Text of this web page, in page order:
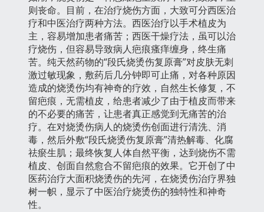
则丧命。目前，在治疗烧伤方面，大致可分西医治
疗和中医治疗两种方法。西医治疗以手术植皮为
主，容易增加患者痛苦；西医干燥疗法，虽可以治
疗烧伤，但容易导致病人疤痕瘙痒缠身，终生痛
苦。纯天然药物的“段氏烧烫伤复原膏”对皮肤无刺
激过敏现象，敷药后几分钟即可止痛，对各种原因
造成的烧烫伤均有神奇的疗效，自然生长修复，不
留疤痕，无需植皮，给患者减少了由于植皮而带来
的不必要的痛苦，让患者真正感觉到无痛苦的治
疗。在对烧烫伤病人的烧烫伤创面进行清洗、消
毒，然后外敷“段氏烧烫伤复原膏”清热解毒、化腐
祛瘀生肌；最终恢复人体自然平衡，达到烧伤不需
植皮、创面自然愈合不留疤痕的效果。它开创了中
医药治疗大面积烧烫伤的先河，在烧烫伤治疗界独
树一帜，显示了中医治疗烧烫伤的独特性和神奇
性。